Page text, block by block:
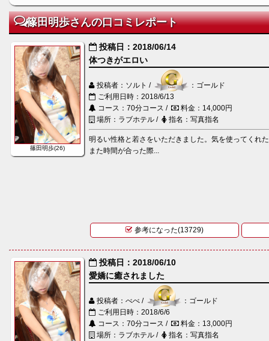
篠田明歩さんの口コミレポート
篠田明歩(26)
投稿日：2018/06/14
体つきがエロい
投稿者：ソルト /
：ゴールド
ご利用日時：2018/6/13
コース：70分コース /
料金：14,000円
場所：ラブホテル /
指名：写真指名
明るい性格と若さをいただきました。気を使ってくれ
また時間が合った際...
参考になった(13729)
投稿日：2018/06/10
愛嬌に癒されました
投稿者：べべ /
：ゴールド
ご利用日時：2018/6/6
コース：70分コース /
料金：13,000円
場所：ラブホテル /
指名：写真指名